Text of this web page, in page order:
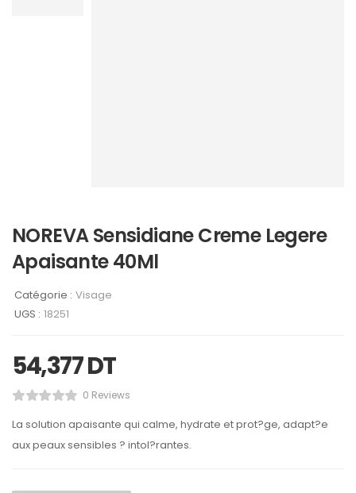
NOREVA Sensidiane Creme Legere
Apaisante 40Ml
Catégorie : Visage
UGS : 18251
54,377DT
0 Reviews
La solution apaisante qui calme, hydrate et prot?ge, adapt?e
aux peaux sensibles ? intol?rantes.